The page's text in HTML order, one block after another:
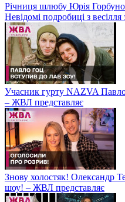
Річниця шлюбу Юрія
Невідомі подробиці з весілля
Учасник гурту NAZVA
– ЖВЛ представляє
Знову холостяк! Олександр
шоу! – ЖВЛ представляє